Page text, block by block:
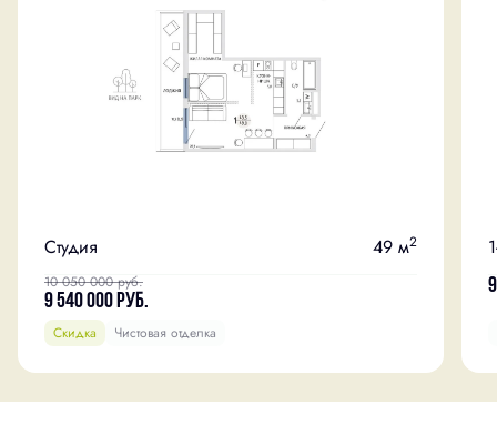
Студия 49 м2
10 050 000руб.
9 540 000руб.
Скидка Чистовая отделка